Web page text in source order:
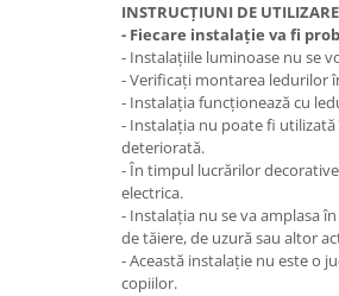
INSTRUCȚIUNI DE UTILIZARE
- Fiecare instalație va fi
- Instalațiile luminoase nu se
- Verificați montarea ledurilor
- Instalația funcționează cu
- Instalația nu poate fi
deteriorată.
- În timpul lucrărilor
electrica.
- Instalația nu se va amplasa
de tăiere, de uzură sau altor
- Această instalație nu este o
copiilor.